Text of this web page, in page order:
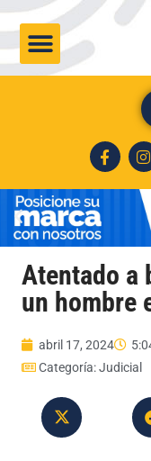
Atentado a
un hombre
abril 17, 2024
Categoría:Judicial